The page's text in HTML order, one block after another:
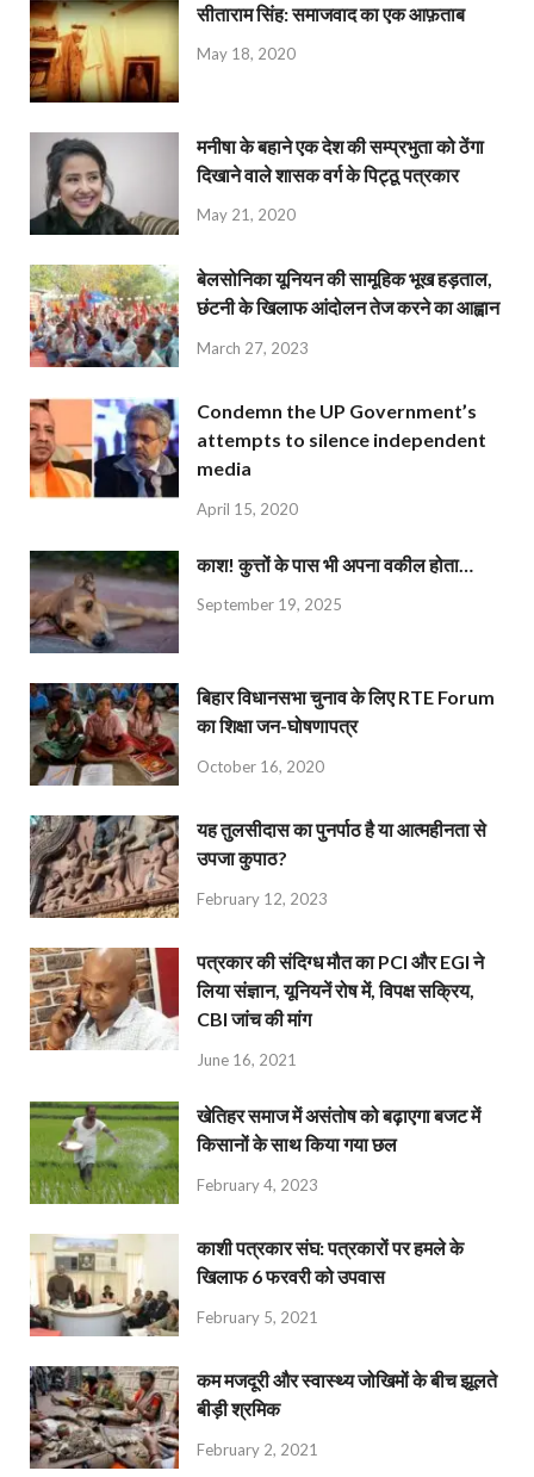
सीताराम सिंह: समाजवाद का एक आफ़ताब
May 18, 2020
मनीषा के बहाने एक देश की सम्प्रभुता को ठेंगा
दिखाने वाले शासक वर्ग के पिट्ठू पत्रकार
May 21, 2020
बेलसोनिका यूनियन की सामूहिक भूख हड़ताल,
छंटनी के खिलाफ आंदोलन तेज करने का आह्वान
March 27, 2023
Condemn the UP Government’s
attempts to silence independent
media
April 15, 2020
काश! कुत्तों के पास भी अपना वकील होता…
September 19, 2025
बिहार विधानसभा चुनाव के लिए RTE Forum
का शिक्षा जन-घोषणापत्र
October 16, 2020
यह तुलसीदास का पुनर्पाठ है या आत्महीनता से
उपजा कुपाठ?
February 12, 2023
पत्रकार की संदिग्ध मौत का PCI और EGI ने
लिया संज्ञान, यूनियनें रोष में, विपक्ष सक्रिय,
CBI जांच की मांग
June 16, 2021
खेतिहर समाज में असंतोष को बढ़ाएगा बजट में
किसानों के साथ किया गया छल
February 4, 2023
काशी पत्रकार संघ: पत्रकारों पर हमले के
खिलाफ 6 फरवरी को उपवास
February 5, 2021
कम मजदूरी और स्वास्थ्य जोखिमों के बीच झूलते
बीड़ी श्रमिक
February 2, 2021